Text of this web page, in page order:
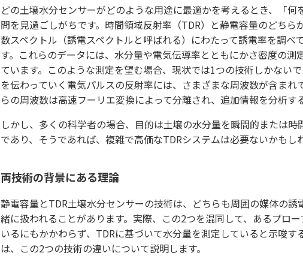
どの土壌水分センサーがどのような用途に最適かを考えるとき、「
問を見過ごしがちです。時間領域反射率（TDR）と静電容量のどちら
数スペクトル（誘電スペクトルと呼ばれる）にわたって誘電率を調べ
す。これらのデータには、水分量や電気伝導率とともにかさ密度の
ています。このような測定を望む場合、現状では1つの技術しかない
を伝わっていく電気パルスの反射率には、さまざまな周波数が含まれ
らの周波数は高速フーリエ変換によって分離され、追加情報を分析す
しかし、多くの科学者の場合、目的は土壌の水分量を瞬間的または時
であり、そうであれば、複雑で高価なTDRシステムは必要ないかもし
両技術の背景にある理論
静電容量とTDR土壌水分センサーの技術は、どちらも周囲の媒体の
緒に扱われることがあります。実際、この2つを混同して、あるプロ
いるにもかかわらず、TDRに基づいて水分量を測定していると示唆
は、この2つの技術の違いについて説明します。